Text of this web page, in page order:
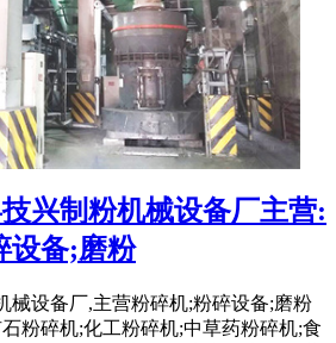
兴制粉机械设备厂主营:
设备;磨粉
械设备厂,主营粉碎机;粉碎设备;磨粉
粉碎机;化工粉碎机;中草药粉碎机;食